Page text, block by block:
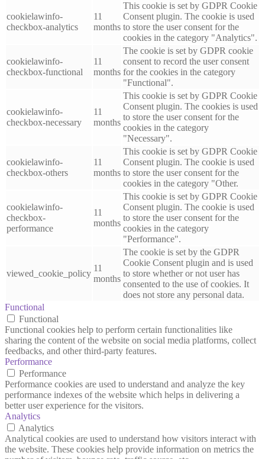
cookielawinfo-
checkbox-analytics
11
months
This cookie is set by GDPR Cookie
Consent plugin. The cookie is used
to store the user consent for the
cookies in the category "Analytics".
cookielawinfo-
checkbox-functional
11
months
The cookie is set by GDPR cookie
consent to record the user consent
for the cookies in the category
"Functional".
cookielawinfo-
checkbox-necessary
11
months
This cookie is set by GDPR Cookie
Consent plugin. The cookies is used
to store the user consent for the
cookies in the category
"Necessary".
cookielawinfo-
checkbox-others
11
months
This cookie is set by GDPR Cookie
Consent plugin. The cookie is used
to store the user consent for the
cookies in the category "Other.
cookielawinfo-
checkbox-
performance
11
months
This cookie is set by GDPR Cookie
Consent plugin. The cookie is used
to store the user consent for the
cookies in the category
"Performance".
viewed_cookie_policy
11
months
The cookie is set by the GDPR
Cookie Consent plugin and is used
to store whether or not user has
consented to the use of cookies. It
does not store any personal data.
Functional
Functional
Functional cookies help to perform certain functionalities like
sharing the content of the website on social media platforms, collect
feedbacks, and other third-party features.
Performance
Performance
Performance cookies are used to understand and analyze the key
performance indexes of the website which helps in delivering a
better user experience for the visitors.
Analytics
Analytics
Analytical cookies are used to understand how visitors interact with
the website. These cookies help provide information on metrics the